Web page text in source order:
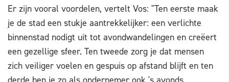
Er zijn vooral voordelen, vertelt Vos: "Ten eerste maak
je de stad een stukje aantrekkelijker: een verlichte
binnenstad nodigt uit tot avondwandelingen en creëert
een gezellige sfeer. Ten tweede zorg je dat mensen
zich veiliger voelen en gespuis op afstand blijft en ten